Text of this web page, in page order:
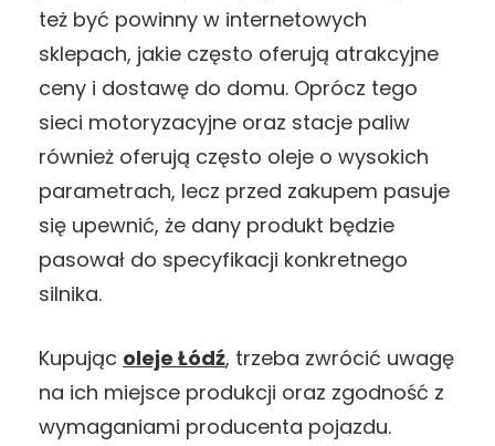
też być powinny w internetowych
sklepach, jakie często oferują atrakcyjne
ceny i dostawę do domu. Oprócz tego
sieci motoryzacyjne oraz stacje paliw
również oferują często oleje o wysokich
parametrach, lecz przed zakupem pasuje
się upewnić, że dany produkt będzie
pasował do specyfikacji konkretnego
silnika.
Kupując oleje Łódź, trzeba zwrócić uwagę
na ich miejsce produkcji oraz zgodność z
wymaganiami producenta pojazdu.